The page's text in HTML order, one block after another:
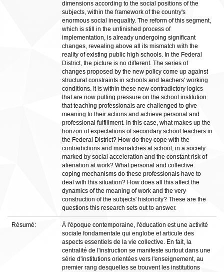
dimensions according to the social positions of the
subjects, within the framework of the country's
enormous social inequality. The reform of this segment,
which is still in the unfinished process of
implementation, is already undergoing significant
changes, revealing above all its mismatch with the
reality of existing public high schools. In the Federal
District, the picture is no different. The series of
changes proposed by the new policy come up against
structural constraints in schools and teachers' working
conditions. It is within these new contradictory logics
that are now putting pressure on the school institution
that teaching professionals are challenged to give
meaning to their actions and achieve personal and
professional fulfillment. In this case, what makes up the
horizon of expectations of secondary school teachers in
the Federal District? How do they cope with the
contradictions and mismatches at school, in a society
marked by social acceleration and the constant risk of
alienation at work? What personal and collective
coping mechanisms do these professionals have to
deal with this situation? How does all this affect the
dynamics of the meaning of work and the very
construction of the subjects' historicity? These are the
questions this research sets out to answer.
Résumé:
À l'époque contemporaine, l'éducation est une activité
sociale fondamentale qui englobe et articule des
aspects essentiels de la vie collective. En fait, la
centralité de l'instruction se manifeste surtout dans une
série d'institutions orientées vers l'enseignement, au
premier rang desquelles se trouvent les institutions